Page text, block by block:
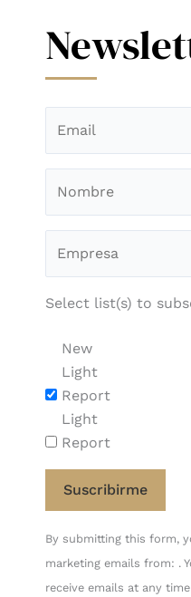
Select list(s) to
New
Light
Report
Light
Report
Constant
Contact
Use.
By submitting this form,
marketing emails from: .
receive emails at any